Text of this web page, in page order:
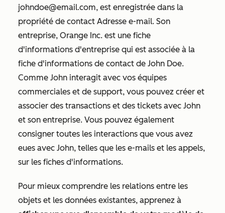
johndoe@email.com, est enregistrée dans la
propriété de contact Adresse e-mail. Son
entreprise, Orange Inc. est une fiche
d'informations d'entreprise qui est associée à la
fiche d'informations de contact de John Doe.
Comme John interagit avec vos équipes
commerciales et de support, vous pouvez créer et
associer des transactions et des tickets avec John
et son entreprise. Vous pouvez également
consigner toutes les interactions que vous avez
eues avec John, telles que les e-mails et les appels,
sur les fiches d'informations.
Pour mieux comprendre les relations entre les
objets et les données existantes, apprenez à